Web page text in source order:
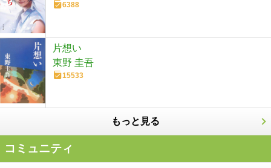
6388
片想い
東野 圭吾
15533
もっと見る
コミュニティ